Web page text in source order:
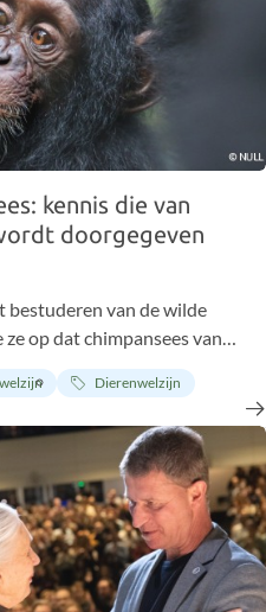
kennis die van
doorgegeven
bestuderen van de wilde
op dat chimpansees van
observaties van het vissen naar
grassprieten of twijgen als
„Het is een sociale traditie die
cultuur – als we cultuur
worden overgedragen door
Dierenwelzijn